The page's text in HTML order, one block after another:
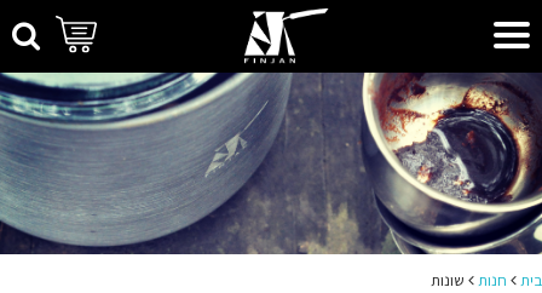
בית חנות שונות